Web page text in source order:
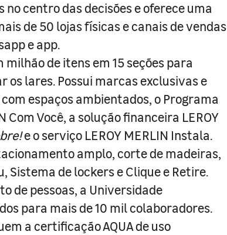
centro das decisões e oferece uma
de 50 lojas físicas e canais de vendas
e app.
milhão de itens em 15 seções para
lares. Possui marcas exclusivas e
espaços ambientados, o Programa
Com Você, a solução financeira LEROY
e o serviço LEROY MERLIN Instala.
amplo, corte de madeiras,
Sistema de lockers e Clique e Retire.
de pessoas, a Universidade
para mais de 10 mil colaboradores.
a certificação AQUA de uso